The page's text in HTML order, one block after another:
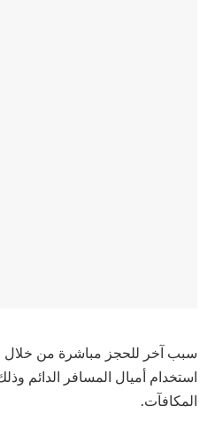
سبب آخر للحجز مباشرة من خلال
استخدام أميال المسافر الدائم
المكافآت.